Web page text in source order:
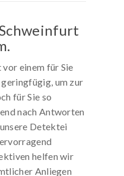
vor einem für Sie
um zur
für Sie so
nach Antworten
Detektei
helfen wir
Anliegen